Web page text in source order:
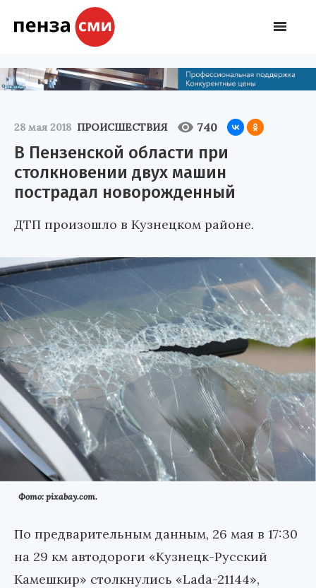
28 мая 2018 ПРОИСШЕСТВИЯ 740
В Пензенской области при
столкновении двух машин
пострадал новорожденный
ДТП произошло в Кузнецком районе.
Фото: pixabay.com.
По предварительным данным, 26 мая в 17:30
на 29 км автодороги «Кузнецк-Русский
Камешкир» столкнулись «Lada-21144»,